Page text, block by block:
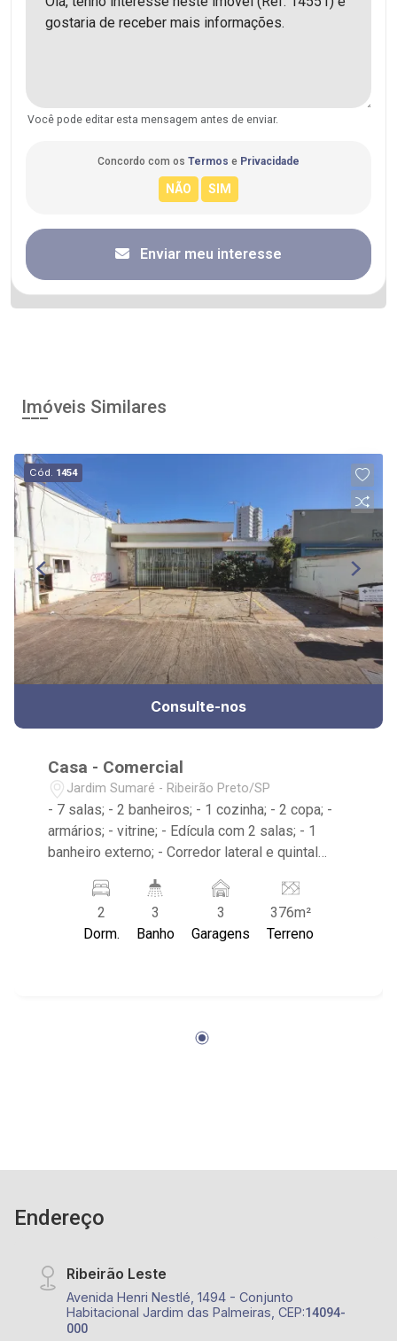
Você pode editar esta mensagem antes de enviar.
Concordo com os Termos e Privacidade
Enviar meu interesse
Imóveis Similares
Cód. 1454
Consulte-nos
Casa - Comercial
Jardim Sumaré - Ribeirão Preto/SP
- 7 salas; - 2 banheiros; - 1 cozinha; - 2 copa; -
armários; - vitrine; - Edícula com 2 salas; - 1
banheiro externo; - Corredor lateral e quintal
Próximo de hospital, ótimo ponto para clinica
medicas;
2
Dorm.
3
Banho
3
Garagens
376m²
Terreno
Endereço
Ribeirão Leste
Avenida Henri Nestlé, 1494 - Conjunto
Habitacional Jardim das Palmeiras, CEP:14094-
000